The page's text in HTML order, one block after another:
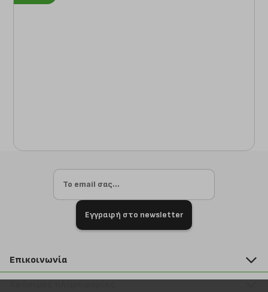
Εγγραφή στο newsletter
Επικοινωνία
211 2000 700